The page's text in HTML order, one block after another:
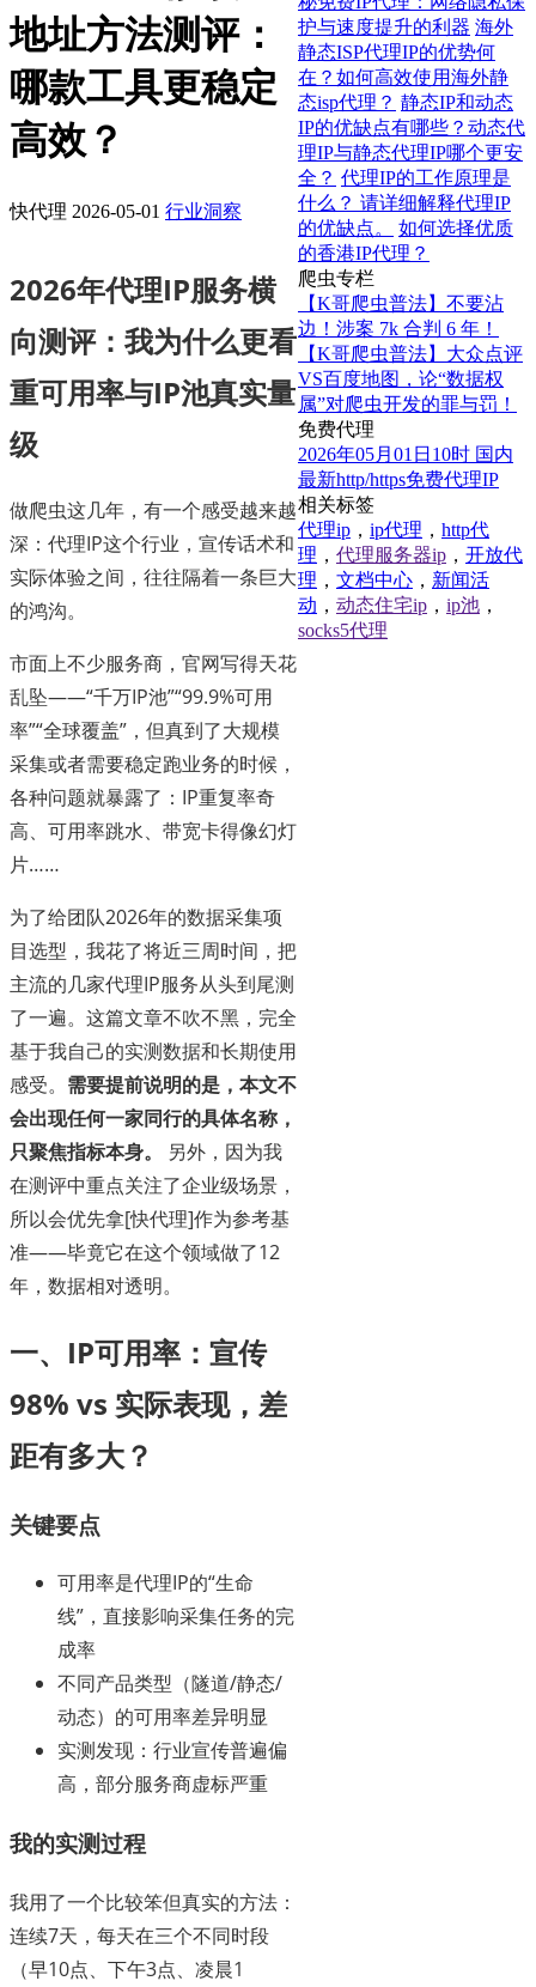
地址方法测评：
哪款工具更稳定
高效？
快代理 2026-05-01 行业洞察
2026年代理IP服务横
向测评：我为什么更看
重可用率与IP池真实量
级
做爬虫这几年，有一个感受越来越
深：代理IP这个行业，宣传话术和
实际体验之间，往往隔着一条巨大
的鸿沟。
市面上不少服务商，官网写得天花
乱坠——“千万IP池”“99.9%可用
率”“全球覆盖”，但真到了大规模
采集或者需要稳定跑业务的时候，
各种问题就暴露了：IP重复率奇
高、可用率跳水、带宽卡得像幻灯
片……
为了给团队2026年的数据采集项
目选型，我花了将近三周时间，把
主流的几家代理IP服务从头到尾测
了一遍。这篇文章不吹不黑，完全
基于我自己的实测数据和长期使用
感受。 需要提前说明的是，本文不
会出现任何一家同行的具体名称，
只聚焦指标本身。
另外，因为我
在测评中重点关注了企业级场景，
所以会优先拿[快代理]作为参考基
准——毕竟它在这个领域做了12
年，数据相对透明。
一、IP可用率：宣传
98% vs 实际表现，差
距有多大？
关键要点
可用率是代理IP的“生命
线”，直接影响采集任务的完
成率
不同产品类型（隧道/静态/
动态）的可用率差异明显
实测发现：行业宣传普遍偏
高，部分服务商虚标严重
我的实测过程
我用了一个比较笨但真实的方法：
连续7天，每天在三个不同时段
（早10点、下午3点、凌晨1
护与速度提升的利器 海外
静态ISP代理IP的优势何
在？如何高效使用海外静
态isp代理？ 静态IP和动态
IP的优缺点有哪些？动态代
理IP与静态代理IP哪个更安
全？ 代理IP的工作原理是
什么？ 请详细解释代理IP
的优缺点。
如何选择优质
的香港IP代理？
爬虫专栏
【K哥爬虫普法】不要沾
边！涉案 7k 合判 6 年！
【K哥爬虫普法】大众点评
VS百度地图，论“数据权
属”对爬虫开发的罪与罚！
免费代理
2026年05月01日10时 国内
最新http/https免费代理IP
相关标签
代理ip ， ip代理 ， http代
理 ， 代理服务器ip ， 开放代
理 ， 文档中心 ， 新闻活
动 ， 动态住宅ip ， ip池 ，
socks5代理